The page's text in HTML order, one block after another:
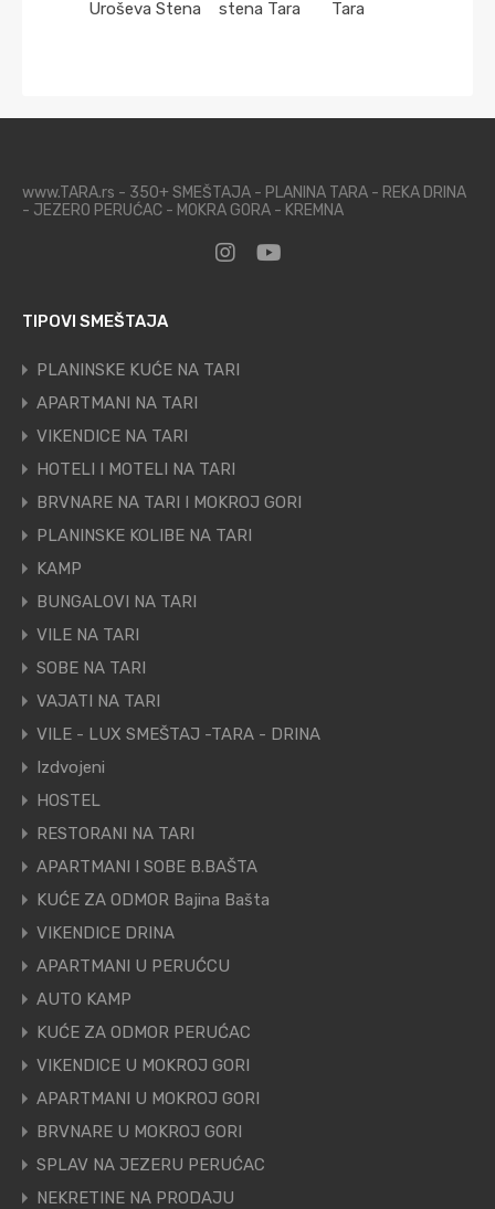
Uroševa Stena stena Tara Tara
www.TARA.rs - 350+ SMEŠTAJA - PLANINA TARA - REKA DRINA
- JEZERO PERUĆAC - MOKRA GORA - KREMNA
TIPOVI SMEŠTAJA
PLANINSKE KUĆE NA TARI
APARTMANI NA TARI
VIKENDICE NA TARI
HOTELI I MOTELI NA TARI
BRVNARE NA TARI I MOKROJ GORI
PLANINSKE KOLIBE NA TARI
KAMP
BUNGALOVI NA TARI
VILE NA TARI
SOBE NA TARI
VAJATI NA TARI
VILE - LUX SMEŠTAJ -TARA - DRINA
Izdvojeni
HOSTEL
RESTORANI NA TARI
APARTMANI I SOBE B.BAŠTA
KUĆE ZA ODMOR Bajina Bašta
VIKENDICE DRINA
APARTMANI U PERUĆCU
AUTO KAMP
KUĆE ZA ODMOR PERUĆAC
VIKENDICE U MOKROJ GORI
APARTMANI U MOKROJ GORI
BRVNARE U MOKROJ GORI
SPLAV NA JEZERU PERUĆAC
NEKRETINE NA PRODAJU